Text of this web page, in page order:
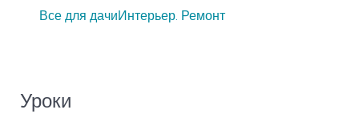
Все для дачиИнтерьер. Ремонт
Уроки